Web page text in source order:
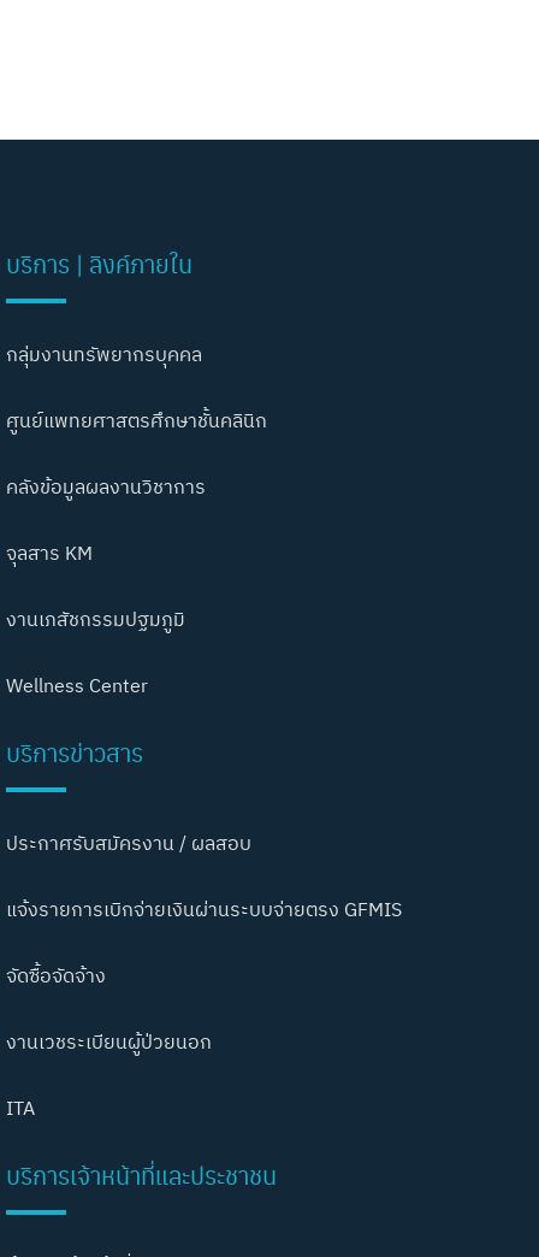
บริการ | ลิงค์ภายใน
กลุ่มงานทรัพยากรบุคคล
ศูนย์แพทยศาสตรศึกษาชั้นคลินิก
คลังข้อมูลผลงานวิชาการ
จุลสาร KM
งานเภสัชกรรมปฐมภูมิ
Wellness Center
บริการข่าวสาร
ประกาศรับสมัครงาน / ผลสอบ
แจ้งรายการเบิกจ่ายเงินผ่านระบบจ่ายตรง GFMIS
จัดซื้อจัดจ้าง
งานเวชระเบียนผู้ป่วยนอก
ITA
บริการเจ้าหน้าที่และประชาชน